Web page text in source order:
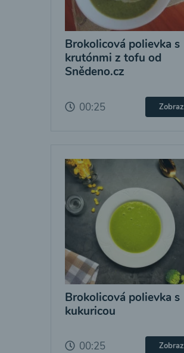
Brokolicová polievka s
krutónmi z tofu od
Snědeno.cz
00:25
Brokolicová polievka s
kukuricou
00:25